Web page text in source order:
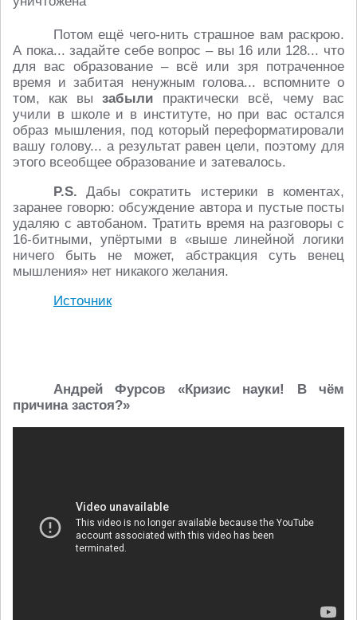
Потом ещё чего-нить страшное вам раскрою.
А пока... задайте себе вопрос – вы 16 или 128... что
для вас образование – всё или зря потраченное
время и забитая ненужным голова... вспомните о
том, как вызабыли практически всё, чему вас
учили в школе и в институте, но при вас остался
образ мышления, под который переформатировали
вашу голову... а результат равен цели, поэтому для
этого всеобщее образование и затевалось.
P.S. Дабы сократить истерики в коментах,
заранее говорю: обсуждение автора и пустые посты
удаляю с автобаном. Тратить время на разговоры с
16-битными, упёртыми в «выше линейной логики
ничего быть не может, абстракция суть венец
мышления» нет никакого желания.
Источник
Андрей Фурсов «Кризис науки! Вчём
причиназастоя?»